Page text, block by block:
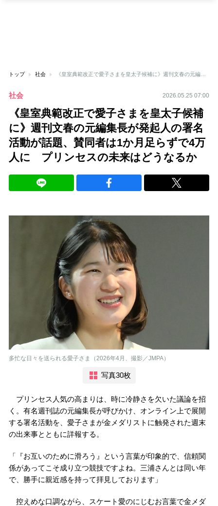
トップ 社会 《皇室典範改正で愛子さまを皇太子候補に》週刊文春の元編集長が発起人の署名活動が話題、賛同者は1か月足らずで4万人に プリンセスの未来はどうなるか
社会 2026.05.25 07:00
《皇室典範改正で愛子さまを皇太子候補
に》週刊文春の元編集長が発起人の署名
活動が話題、賛同者は1か月足らずで4万
人に プリンセスの未来はどうなるか
多忙な日々を送られる愛子さま（2026年4月、撮影／JMPA）
写真30枚
プリンセス人気の高まりは、時に冷静さを欠いた議論を招
く。有名週刊誌の元編集長が呼びかけ、オンライン上で展開
する署名活動を、愛子さまが金メダリストに触発された週末
の出来事とともに詳報する。
「『お互いのために滑ろう』という言葉が印象的で、信頼関
係があってこそ成り立つ競技ですよね。三浦さんとは同い年
で、勝手に親近感を持って拝見しております」
控えめな口調ながら、スケート愛のにじむお言葉で金メダ